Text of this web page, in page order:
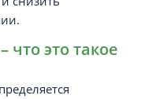
что это такое